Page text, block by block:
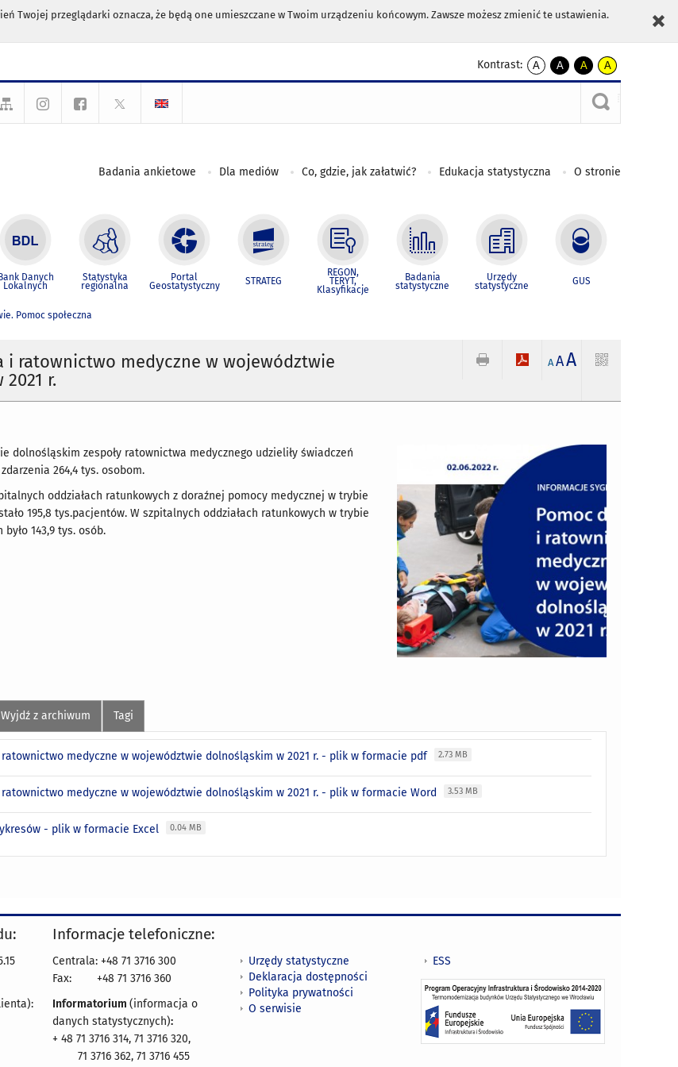
Twojej przeglądarki oznacza, że będą one umieszczane w Twoim urządzeniu końcowym. Zawsze możesz zmienić te ustawienia.
Kontrast:
A
kontrast
A
kontrast
czarnym
A
kontrast
żółty
tekst
czarnym
A
kontrast
czarny
tekst
żółtym
Badania ankietowe Dla mediów Co, gdzie, jak załatwić? Edukacja statystyczna O stronie
Bank Danych
Lokalnych
Statystyka
regionalna
Portal
Geostatystyczny STRATEG
REGON,
TERYT,
Klasyfikacje
Badania
statystyczne
Urzędy
statystyczne GUS
Pomoc społeczna
i ratownictwo medyczne w województwie
r.
A AA
dolnośląskim zespoły ratownictwa medycznego udzieliły świadczeń
264,4 tys. osobom.
oddziałach ratunkowych z doraźnej pomocy medycznej w trybie
195,8 tys.pacjentów. W szpitalnych oddziałach ratunkowych w trybie
143,9 tys. osób.
Wyjdź z archiwum Tagi
medyczne w województwie dolnośląskim w 2021 r. - plik w formacie pdf 2.73 MB
medyczne w województwie dolnośląskim w 2021 r. - plik w formacie Word 3.53 MB
- plik w formacie Excel 0.04 MB
Informacje telefoniczne:
Centrala: +48 71 3716 300
Fax:
+48 71 3716 360
Informatorium (informacja o
danych statystycznych):
+ 48 71 3716 314, 71 3716 320,
71 3716 362, 71 3716 455
Urzędy statystyczne
Deklaracja dostępności
Polityka prywatności
O serwisie
ESS